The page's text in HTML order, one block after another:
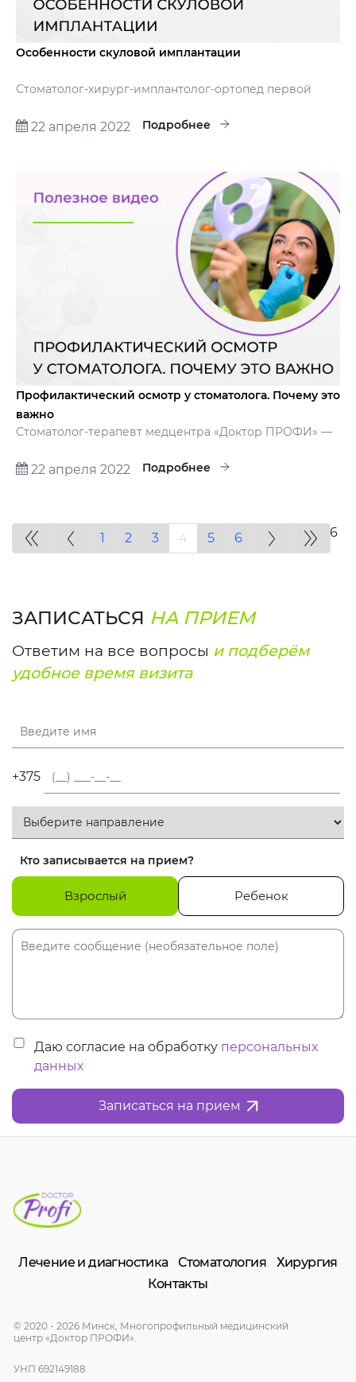
Особенности скуловой имплантации
Стоматолог-хирург-имплантолог-ортопед первой
ПРОФИ» - Савицкий Павел Викторович расскажет об
22 апреля 2022 Подробнее
Профилактический осмотр у стоматолога. Почему это
важно
Стоматолог-терапевт медцентра «Доктор ПРОФИ» —
особенностях профилактического осмотра у
22 апреля 2022 Подробнее
Страница 4 из 6
1 2 3 4 5 6
ЗАПИСАТЬСЯ НА ПРИЕМ
Ответим на все вопросы и подберём
удобное время визита
+375
Кто записывается на прием?
Взрослый Ребенок
Даю согласие на обработку персональных
данных
Записаться на прием
Лечение и диагностика Стоматология
Хирургия
Контакты
© 2020 - 2026 Минск, Многопрофильный медицинский
центр «Доктор ПРОФИ».
УНП 692149188